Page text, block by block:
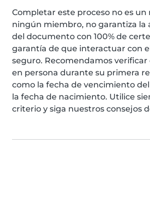
Completar este proceso no es un
ningún miembro, no garantiza la
del documento con 100% de
garantía de que interactuar con
seguro. Recomendamos
en persona durante su primera
como la fecha de vencimiento
la fecha de nacimiento. Utilice
criterio y siga nuestros consejos